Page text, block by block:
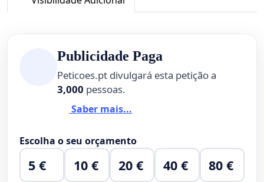
Publicidade Paga
Peticoes.pt divulgará esta petição a
3,000 pessoas.
Saber mais...
Escolha o seu orçamento
5 € 10 € 20 € 40 € 80 €